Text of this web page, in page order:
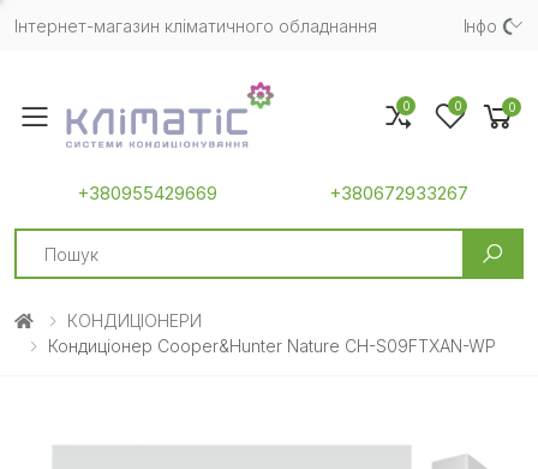
Інтернет-магазин кліматичного обладнання Iнфо
Toggle mobile menu
+380955429669 +380672933267
Search
0 0 0
КОНДИЦІОНЕРИ
Кондиціонер Cooper&Hunter Nature CH-S09FTXAN-WP